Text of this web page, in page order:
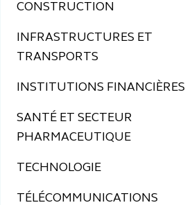
CONSTRUCTION
INFRASTRUCTURES ET
TRANSPORTS
INSTITUTIONS FINANCIÈRES
SANTÉ ET SECTEUR
PHARMACEUTIQUE
TECHNOLOGIE
TÉLÉCOMMUNICATIONS